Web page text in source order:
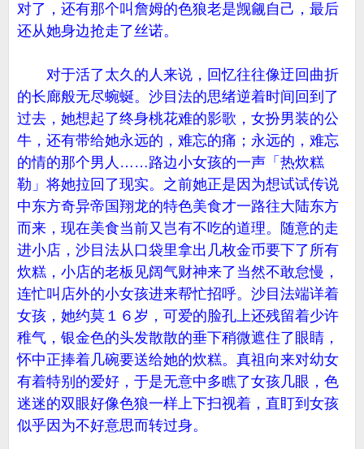
对了，还有那个叫詹姆的色狼老是觊觎自己，最后
还从她身边抢走了丝诺。
对于活了太久的人来说，回忆往往像迂回曲折
的长廊般无尽蜿蜒。沙目法的思绪逆着时间回到了
过去，她想起了终身桃花难的影歌，女扮男装的公
牛，还有带给她永远的，难忘的痛；永远的，难忘
的情的那个男人……路边小女孩的一声「热炊糕
勒」将她拉回了现实。之前她正是因为想试试传说
中东方奇异帝国翔龙的特色美食才一路往大陆东方
而来，现在美食当前又岂有不吃的道理。随意的走
进小店，沙目法从口袋里拿出几枚金币要下了所有
炊糕，小店的老板见阔气财神来了当然不敢怠慢，
连忙叫店外的小女孩进来帮忙招呼。沙目法端详着
女孩，她约莫１６岁，可爱的脸孔上还残留着少许
稚气，银金色的头发散散的垂下稍微遮住了眼睛，
怀中正捧着几碗要送给她的炊糕。真祖向来对幼女
有着特别的爱好，于是无意中多瞧了女孩几眼，色
迷迷的双眼好像色狼一样上下扫视着，直盯到女孩
似乎因为不好意思而转过身。